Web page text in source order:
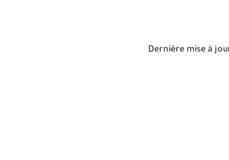
Dernière mise à